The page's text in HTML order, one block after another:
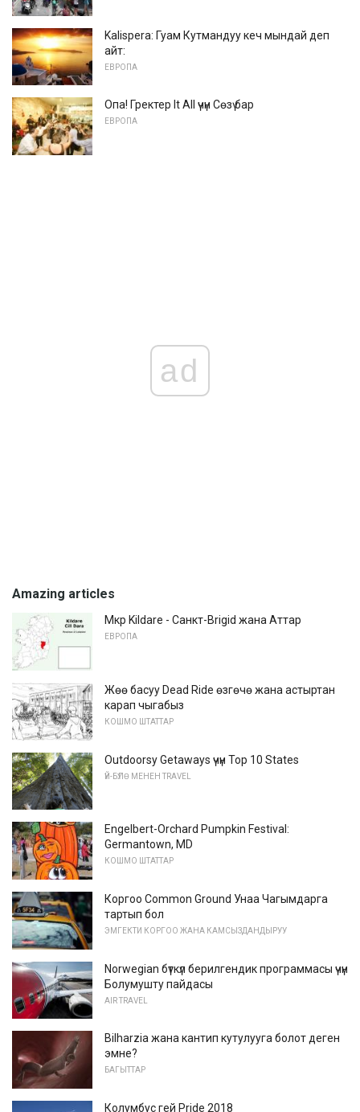
Kalispera: Гуам Кутмандуу кеч мындай деп
айт:
ЕВРОПА
Опа! Гректер It All үчүн Сөзү бар
ЕВРОПА
ad
Amazing articles
Мкр Kildare - Санкт-Brigid жана Аттар
ЕВРОПА
Жөө басуу Dead Ride өзгөчө жана астыртан
карап чыгабыз
КОШМО ШТАТТАР
Outdoorsy Getaways үчүн Top 10 States
ҮЙ-БҮЛӨ МЕНЕН TRAVEL
Engelbert-Orchard Pumpkin Festival:
Germantown, MD
КОШМО ШТАТТАР
Коргоо Common Ground Унаа Чагымдарга
тартып бол
ЭМГЕКТИ КОРГОО ЖАНА КАМСЫЗДАНДЫРУУ
Norwegian бүткүл берилгендик программасы үчүн
Болумушту пайдасы
AIR TRAVEL
Bilharzia жана кантип кутулууга болот деген
эмне?
БАГЫТТАР
Колумбус гей Pride 2018